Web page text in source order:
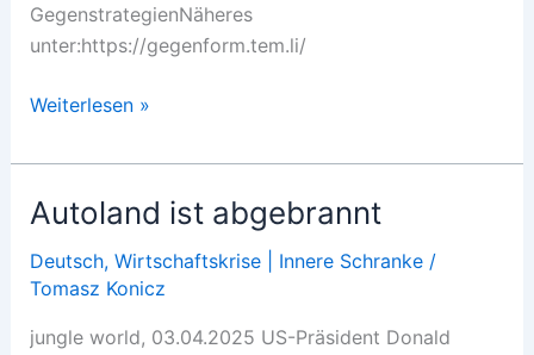
GegenstrategienNäheres
unter:https://gegenform.tem.li/
Kongress
die
autoritäre
Formierung
Weiterlesen »
Autoland ist abgebrannt
Deutsch, Wirtschaftskrise | Innere Schranke/
Tomasz Konicz
jungle world, 03.04.2025 US-Präsident Donald